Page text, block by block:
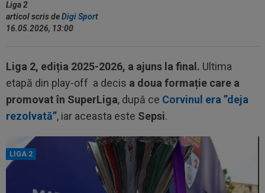
Liga 2
articol scris deDigi Sport
16.05.2026, 13:00
Liga 2, ediția 2025-2026, a ajuns la final. Ultima
etapă din play-off a decis a doua formație care a
promovat în SuperLiga, după ce Corvinul era ”deja
rezolvată”, iar aceasta este Sepsi.
LIGA 2